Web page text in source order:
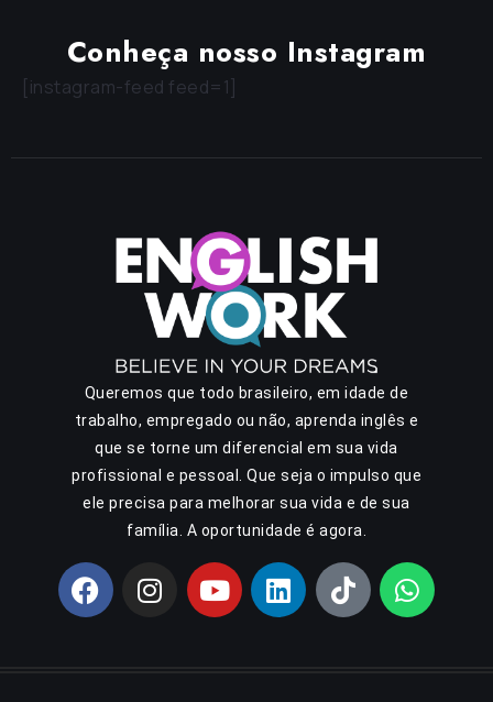
Conheça nosso Instagram
[instagram-feed feed=1]
Queremos que todo brasileiro, em idade de
trabalho, empregado ou não, aprenda inglês e
que se torne um diferencial em sua vida
profissional e pessoal. Que seja o impulso que
ele precisa para melhorar sua vida e de sua
família. A oportunidade é agora.